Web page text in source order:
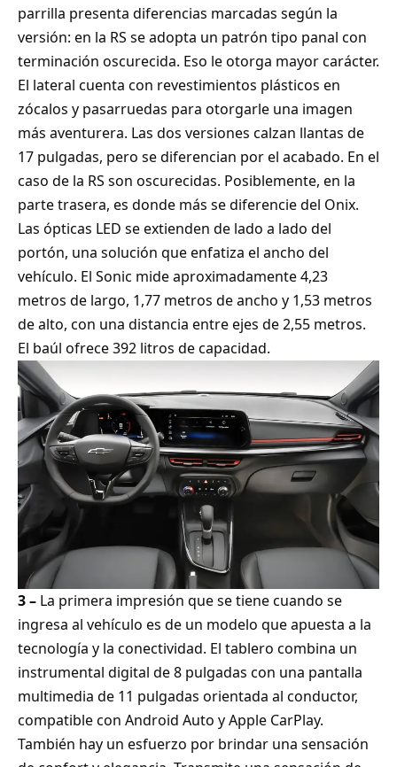
parrilla presenta diferencias marcadas según la
versión: en la RS se adopta un patrón tipo panal con
terminación oscurecida. Eso le otorga mayor carácter.
El lateral cuenta con revestimientos plásticos en
zócalos y pasarruedas para otorgarle una imagen
más aventurera. Las dos versiones calzan llantas de
17 pulgadas, pero se diferencian por el acabado. En el
caso de la RS son oscurecidas. Posiblemente, en la
parte trasera, es donde más se diferencie del Onix.
Las ópticas LED se extienden de lado a lado del
portón, una solución que enfatiza el ancho del
vehículo. El Sonic mide aproximadamente 4,23
metros de largo, 1,77 metros de ancho y 1,53 metros
de alto, con una distancia entre ejes de 2,55 metros.
El baúl ofrece 392 litros de capacidad.
3 – La primera impresión que se tiene cuando se
ingresa al vehículo es de un modelo que apuesta a la
tecnología y la conectividad. El tablero combina un
instrumental digital de 8 pulgadas con una pantalla
multimedia de 11 pulgadas orientada al conductor,
compatible con Android Auto y Apple CarPlay.
También hay un esfuerzo por brindar una sensación